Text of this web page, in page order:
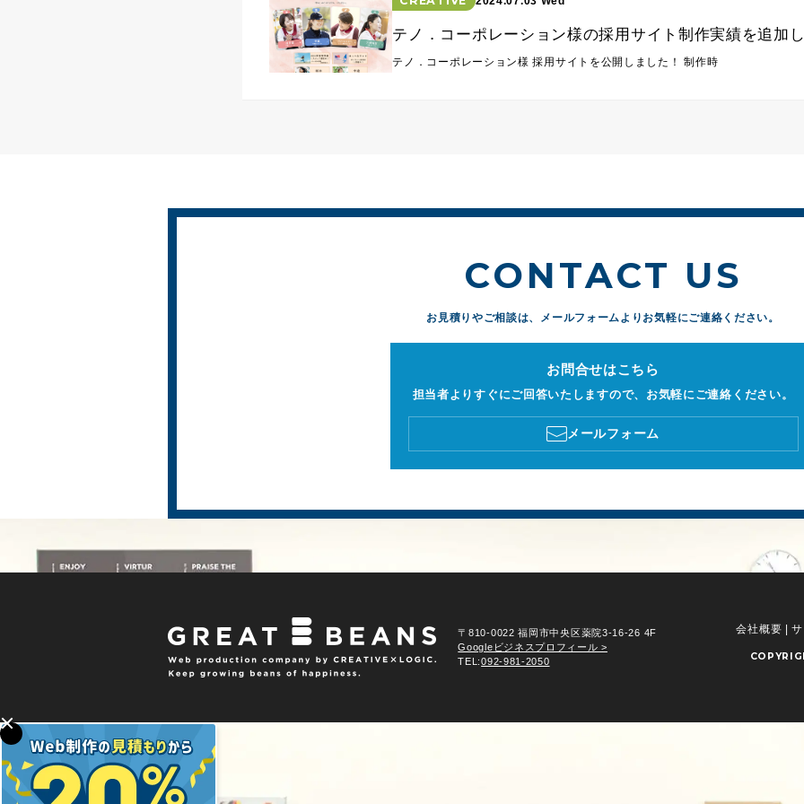
テノ．コーポレーション様の採用サイト制作実績を追加し
テノ．コーポレーション様 採用サイトを公開しました！ 制作時
CONTACT US
お見積りやご相談は、 メールフォームよりお気軽にご連絡ください。
お問合せはこちら
担当者よりすぐにご回答いたしますので、お気軽にご連絡ください。
メールフォーム
〒810-0022 福岡市中央区薬院3-16-26 4F
Googleビジネスプロフィール >
TEL:092-981-2050
会社概要 |